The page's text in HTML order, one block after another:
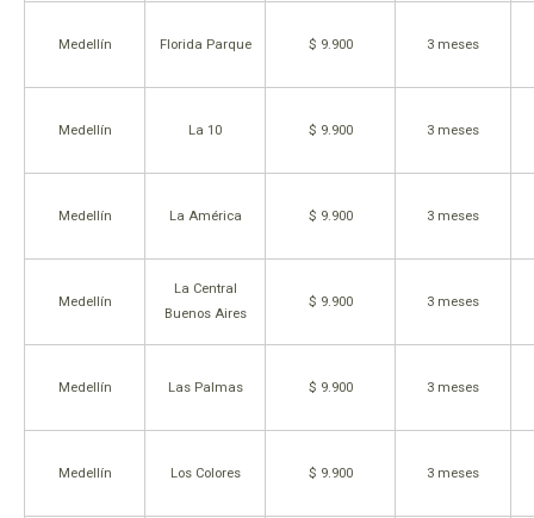
Medellín Florida Parque $ 9.900 3 meses
Medellín La 10 $ 9.900 3 meses
Medellín La América $ 9.900 3 meses
Medellín
La Central
Buenos Aires
$ 9.900 3 meses
Medellín Las Palmas $ 9.900 3 meses
Medellín Los Colores $ 9.900 3 meses